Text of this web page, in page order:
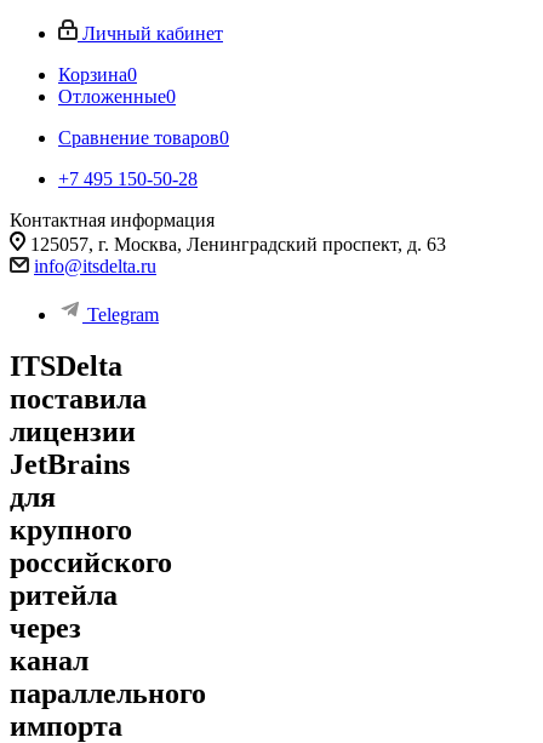
Личный кабинет
Корзина0
Отложенные0
Сравнение товаров0
+7 495 150-50-28
Контактная информация
125057, г. Москва, Ленинградский проспект, д. 63
info@itsdelta.ru
Telegram
ITSDelta
поставила
лицензии
JetBrains
для
крупного
российского
ритейла
через
канал
параллельного
импорта